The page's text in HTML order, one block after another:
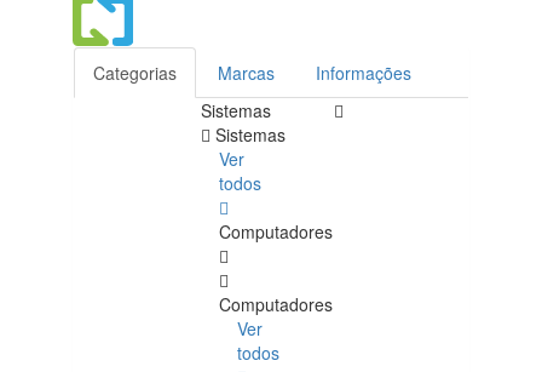
Categorias Marcas
Informações
Sistemas
Sistemas
Ver
todos
Computadores
Computadores
Ver
todos